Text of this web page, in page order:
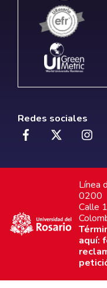
Redes sociales
Línea
0200
Calle
aquí: